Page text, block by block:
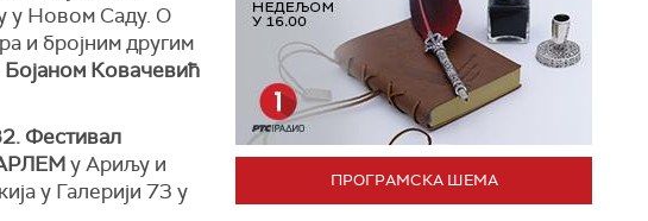
у Новом Саду. О
и бројним другим
Бојаном Ковачевић
Фестивал
у Ариљу и
у Галерији 73 у
ПРОГРАМСКА ШЕМА